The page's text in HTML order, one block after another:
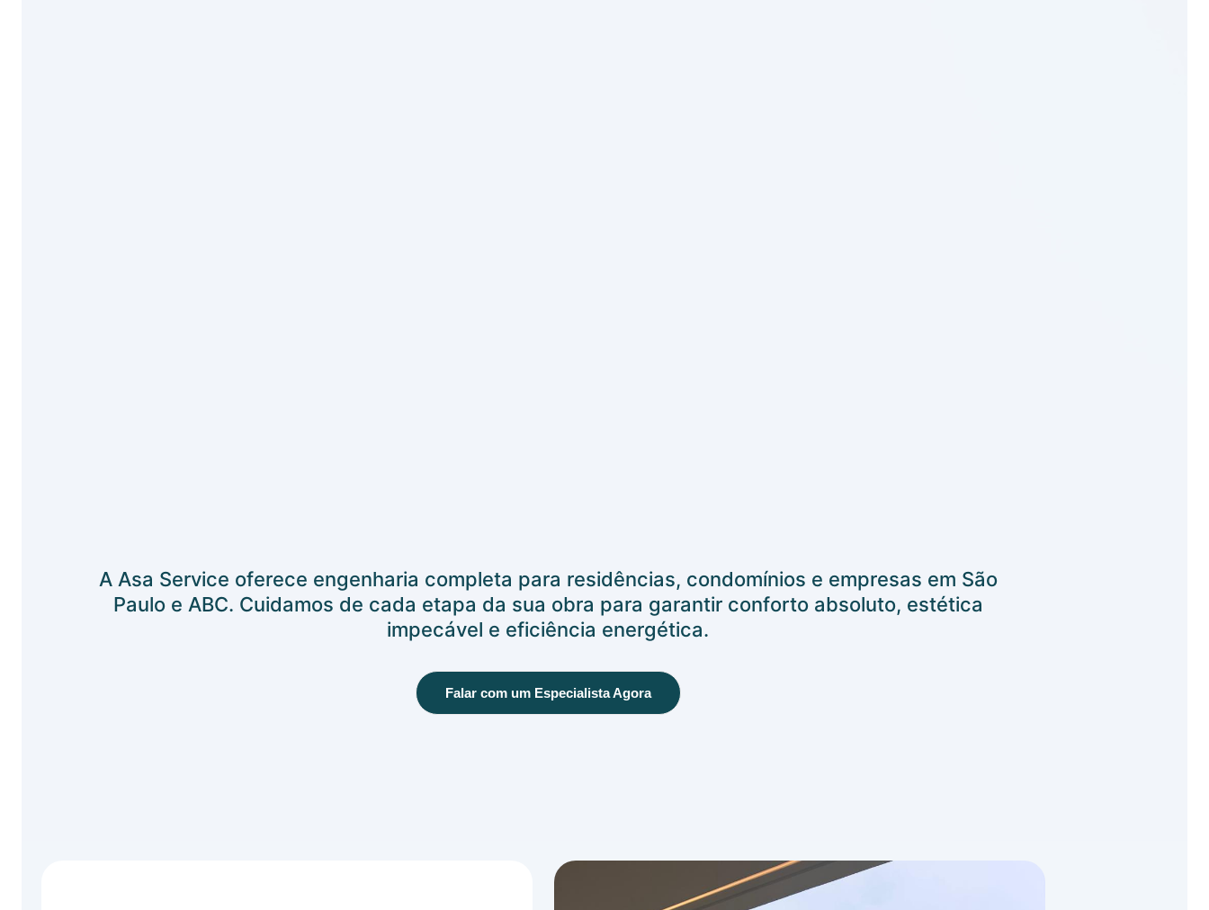
A Asa Service oferece engenharia completa para residências, condomínios e empresas em São
Paulo e ABC. Cuidamos de cada etapa da sua obra para garantir conforto absoluto, estética
impecável e eficiência energética.
Falar com um Especialista Agora